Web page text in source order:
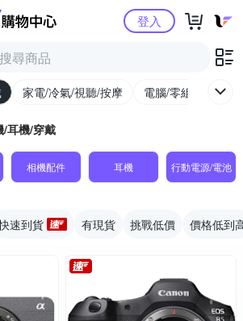
Yahoo購物中心登入
家電/冷氣/視聽/按摩 電腦/零組件/週邊/
/耳機/穿戴
相機配件 耳機 行動電源/電池
速到貨 有現貨 挑戰低價 價格低到